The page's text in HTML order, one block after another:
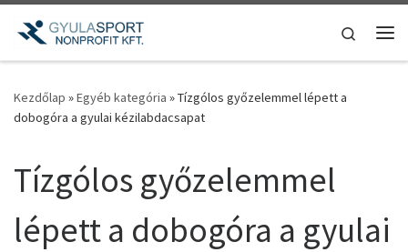
Teljes tartalom megjelenítése
Search
Kezdőlap »Egyéb kategória »Tízgólos győzelemmel lépett a
dobogóra a gyulai kézilabdacsapat
Tízgólos győzelemmel
lépett a dobogóra a gyulai